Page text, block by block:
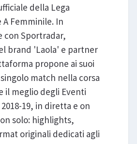
della Lega
A Femminile. In
con Sportradar,
brand 'Laola' e partner
propone ai suoi
match nella corsa
il meglio degli Eventi
19, in diretta e on
solo: highlights,
originali dedicati agli